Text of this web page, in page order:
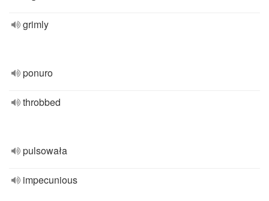
grimly
ponuro
throbbed
pulsowała
impecunious